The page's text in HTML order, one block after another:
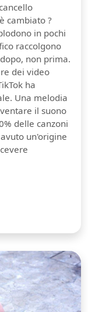
cambiato ?
in pochi
raccolgono
non prima.
dei video
ha
Una melodia
il suono
delle canzoni
un'origine